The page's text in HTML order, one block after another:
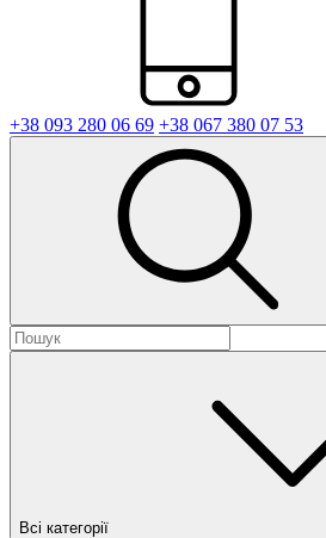
+38 093 280 06 69 +38 067 380 07 53
Всі категорії